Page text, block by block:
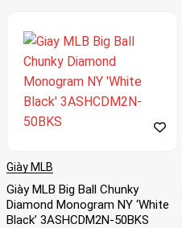
Giày MLB
Giày MLB Big Ball Chunky
Diamond Monogram NY ‘White
Black’ 3ASHCDM2N-50BKS